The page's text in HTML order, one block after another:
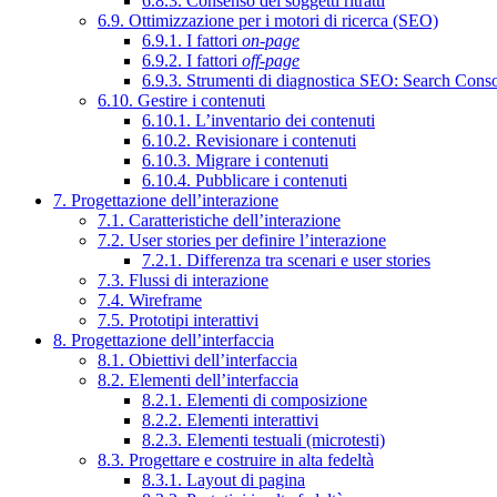
6.9. Ottimizzazione per i motori di ricerca (SEO)
6.9.1. I fattori on-page
6.9.2. I fattori off-page
6.9.3. Strumenti di diagnostica SEO: Search
6.10. Gestire i contenuti
6.10.1. L’inventario dei contenuti
6.10.2. Revisionare i contenuti
6.10.3. Migrare i contenuti
6.10.4. Pubblicare i contenuti
7. Progettazione dell’interazione
7.1. Caratteristiche dell’interazione
7.2. User stories per definire l’interazione
7.2.1. Differenza tra scenari e user stories
7.3. Flussi di interazione
7.4. Wireframe
7.5. Prototipi interattivi
8. Progettazione dell’interfaccia
8.1. Obiettivi dell’interfaccia
8.2. Elementi dell’interfaccia
8.2.1. Elementi di composizione
8.2.2. Elementi interattivi
8.2.3. Elementi testuali (microtesti)
8.3. Progettare e costruire in alta fedeltà
8.3.1. Layout di pagina